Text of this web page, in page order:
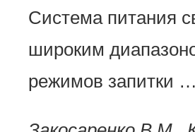
Система питания
широким
режимов запитки